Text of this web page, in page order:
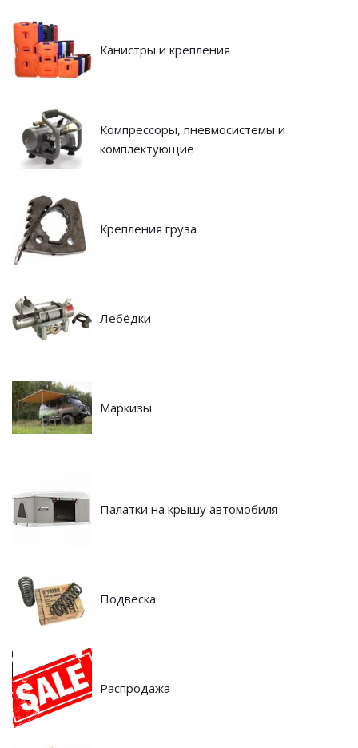
Канистры и крепления
Компрессоры, пневмосистемы и
комплектующие
Крепления груза
Лебёдки
Маркизы
Палатки на крышу автомобиля
Подвеска
Распродажа